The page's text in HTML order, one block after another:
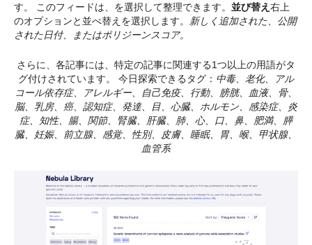
す。 このフィードは、を選択して整理できます。 並び替え 右上
のオプションと並べ替えを選択します。 新しく追加された、公開
された日付、またはポリジーンスコア。
さらに、各記事には、特定の記事に関連する1つ以上の用語がタ
グ付けされています。 今日探索できるタグ： 中毒、老化、アル
コール依存症、アレルギー、自己免疫、行動、膀胱、血液、骨、
脳、乳房、癌、認知症、発達、目、心臓、ホルモン、感染症、炎
症、知性、腸、関節、腎臓、肝臓、肺、心、口、鼻、肥満、膵
臓、妊娠、前立腺、感覚、性別、皮膚、睡眠、胃、喉、甲状腺、
血管系